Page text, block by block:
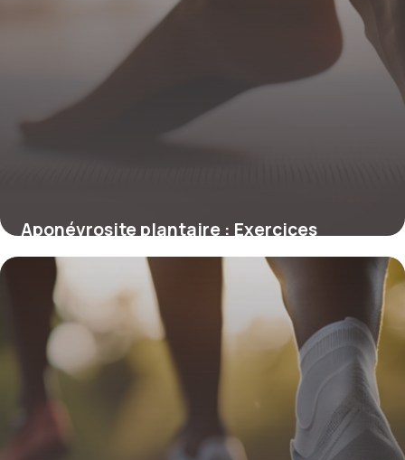
Aponévrosite plantaire : Exercices
efficaces pour soulager la douleur
6 novembre 2025